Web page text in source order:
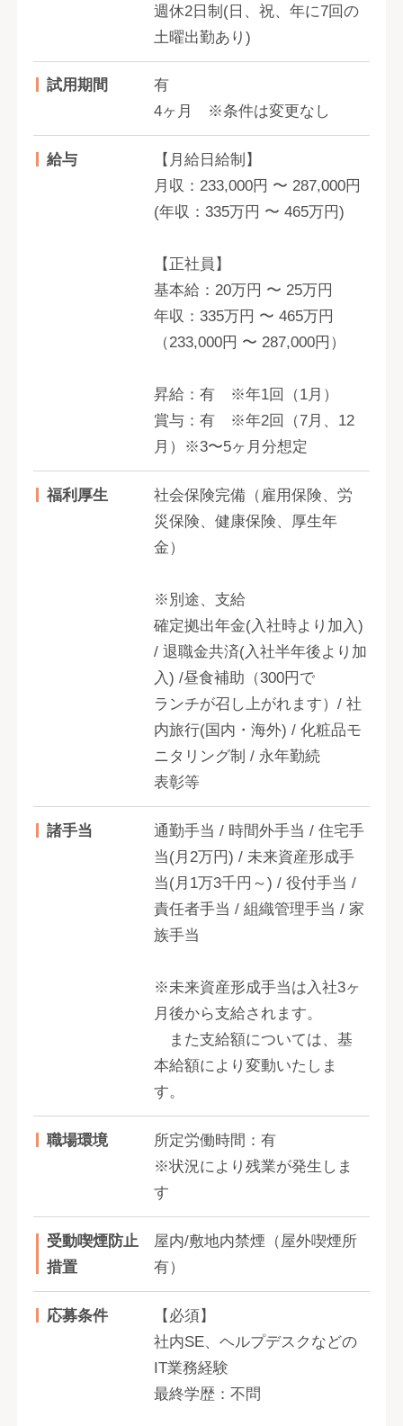
週休2日制(日、祝、年に7回の
土曜出勤あり)
試用期間
有
4ヶ月 ※条件は変更なし
給与
【月給日給制】
月収：233,000円 〜 287,000円
(年収：335万円 〜 465万円)
【正社員】
基本給：20万円 〜 25万円
年収：335万円 〜 465万円
（233,000円 〜 287,000円）
昇給：有 ※年1回（1月）
賞与：有 ※年2回（7月、12
月）※3〜5ヶ月分想定
福利厚生
社会保険完備（雇用保険、労
災保険、健康保険、厚生年
金）
※別途、支給
確定拠出年金(入社時より加入)
/ 退職金共済(入社半年後より加
入) /昼食補助（300円で
ランチが召し上がれます）/ 社
内旅行(国内・海外) / 化粧品モ
ニタリング制 / 永年勤続
表彰等
諸手当
通勤手当 / 時間外手当 / 住宅手
当(月2万円) / 未来資産形成手
当(月1万3千円～) / 役付手当 /
責任者手当 / 組織管理手当 / 家
族手当
※未来資産形成手当は入社3ヶ
月後から支給されます。
また支給額については、基
本給額により変動いたしま
す。
職場環境
所定労働時間：有
※状況により残業が発生しま
す
受動喫煙防止
措置
屋内/敷地内禁煙（屋外喫煙所
有）
応募条件
【必須】
社内SE、ヘルプデスクなどの
IT業務経験
最終学歴：不問